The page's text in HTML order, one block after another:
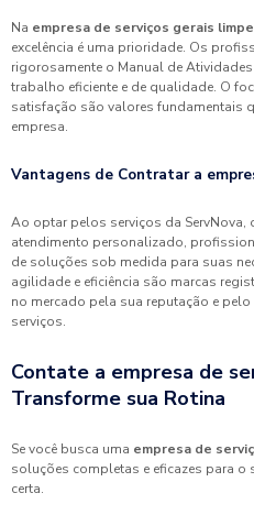
Na empresa de serviços gerais
excelência é uma prioridade. Os
rigorosamente o Manual de
trabalho eficiente e de qualidade. O
satisfação são valores fundamentais
empresa.
Vantagens de Contratar a
Ao optar pelos serviços da ServNova,
atendimento personalizado,
de soluções sob medida para suas
agilidade e eficiência são marcas
no mercado pela sua reputação e
serviços.
Contate a empresa de
Transforme sua Rotina
Se você busca uma empresa de
soluções completas e eficazes para o
certa.